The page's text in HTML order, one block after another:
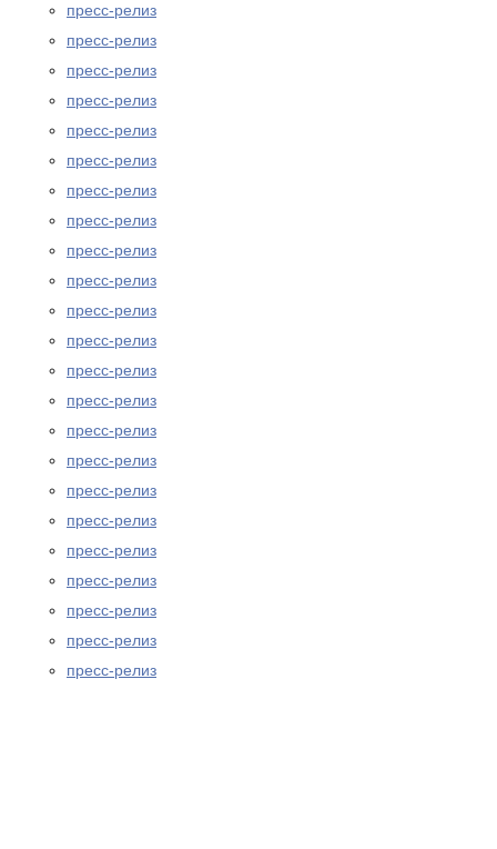
пресс-релиз
пресс-релиз
пресс-релиз
пресс-релиз
пресс-релиз
пресс-релиз
пресс-релиз
пресс-релиз
пресс-релиз
пресс-релиз
пресс-релиз
пресс-релиз
пресс-релиз
пресс-релиз
пресс-релиз
пресс-релиз
пресс-релиз
пресс-релиз
пресс-релиз
пресс-релиз
пресс-релиз
пресс-релиз
пресс-релиз